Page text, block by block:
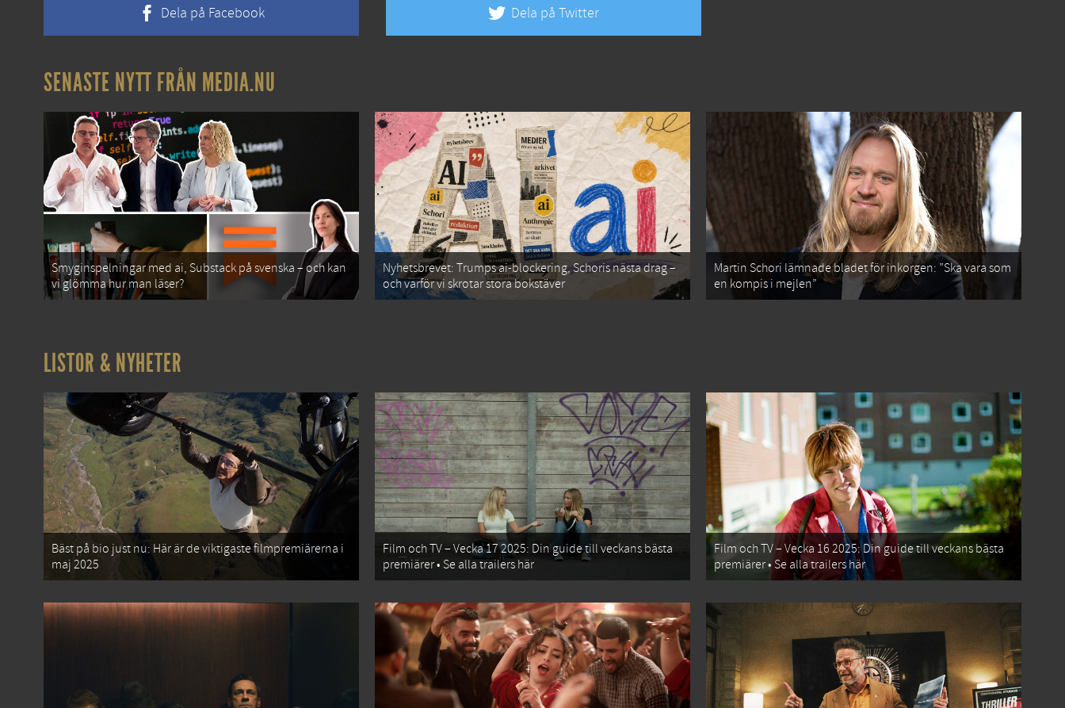
Dela på Facebook Dela på Twitter
SENASTE NYTT FRÅN MEDIA.NU
Smyginspelningar med ai, Substack på svenska – och kan
vi glömma hur man läser?
Nyhetsbrevet: Trumps ai-blockering, Schoris nästa drag –
och varför vi skrotar stora bokstäver
Martin Schori lämnade bladet för inkorgen: ”Ska vara som
en kompis i mejlen”
LISTOR & NYHETER
Bäst på bio just nu: Här är de viktigaste filmpremiärerna i
maj 2025
Film och TV – Vecka 17 2025: Din guide till veckans bästa
premiärer • Se alla trailers här
Film och TV – Vecka 16 2025: Din guide till veckans bästa
premiärer • Se alla trailers här